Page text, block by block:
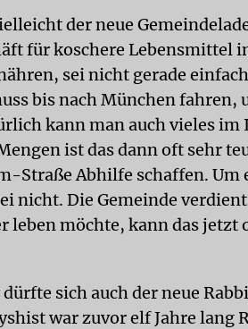
der neue
für koschere Lebensmittel
sei nicht gerade
bis nach München fahren,
kann man auch vieles
ist das dann oft sehr
Straße Abhilfe schaffen.
nicht. Die Gemeinde
leben möchte, kann das jetzt
sich auch der neue
war zuvor elf Jahre lang